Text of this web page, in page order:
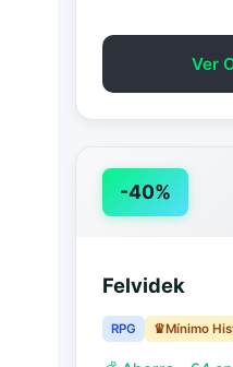
Ver
-40%
Felvidek
RPG Mínimo